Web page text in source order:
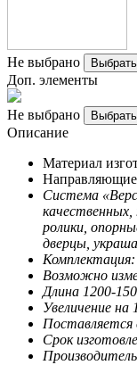
Не выбрано Выбрать
Доп. элементы
Не выбрано Выбрать
Описание
Материал
Система
ролики,
дверцы,
Возможно
Длина 1200-
Увеличение
Поставляется
Срок